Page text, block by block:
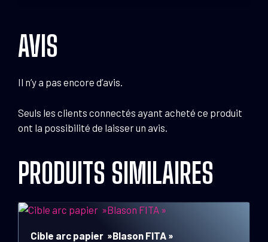
AVIS
Il n’y a pas encore d’avis.
Seuls les clients connectés ayant acheté ce produit
ont la possibilité de laisser un avis.
PRODUITS SIMILAIRES
Cible arc papier »Blason FITA »